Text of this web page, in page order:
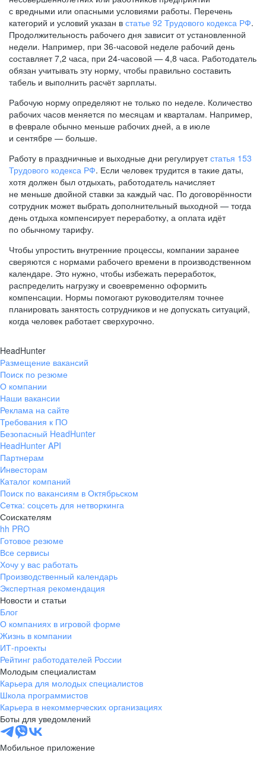
с вредными или опасными условиями работы. Перечень
категорий и условий указан в статье 92 Трудового кодекса РФ.
Продолжительность рабочего дня зависит от установленной
недели. Например, при 36-часовой неделе рабочий день
составляет 7,2 часа, при 24-часовой — 4,8 часа. Работодатель
обязан учитывать эту норму, чтобы правильно составить
табель и выполнить расчёт зарплаты.
Рабочую норму определяют не только по неделе. Количество
рабочих часов меняется по месяцам и кварталам. Например,
в феврале обычно меньше рабочих дней, а в июле
и сентябре — больше.
Работу в праздничные и выходные дни регулируетстатья 153
Трудового кодекса РФ. Если человек трудится в такие даты,
хотя должен был отдыхать, работодатель начисляет
не меньше двойной ставки за каждый час. По договорённости
сотрудник может выбрать дополнительный выходной — тогда
день отдыха компенсирует переработку, а оплата идёт
по обычному тарифу.
Чтобы упростить внутренние процессы, компании заранее
сверяются с нормами рабочего времени в производственном
календаре. Это нужно, чтобы избежать переработок,
распределить нагрузку и своевременно оформить
компенсации. Нормы помогают руководителям точнее
планировать занятость сотрудников и не допускать ситуаций,
когда человек работает сверхурочно.
HeadHunter
Размещение вакансий
Поиск по резюме
О компании
Наши вакансии
Реклама на сайте
Требования к ПО
Безопасный HeadHunter
HeadHunter API
Партнерам
Инвесторам
Каталог компаний
Поиск по вакансиям в Октябрьском
Сетка: соцсеть для нетворкинга
Соискателям
hh PRO
Готовое резюме
Все сервисы
Хочу у вас работать
Производственный календарь
Экспертная рекомендация
Новости и статьи
Блог
О компаниях в игровой форме
Жизнь в компании
ИТ-проекты
Рейтинг работодателей России
Молодым специалистам
Карьера для молодых специалистов
Школа программистов
Карьера в некоммерческих организациях
Боты для уведомлений
Мобильное приложение